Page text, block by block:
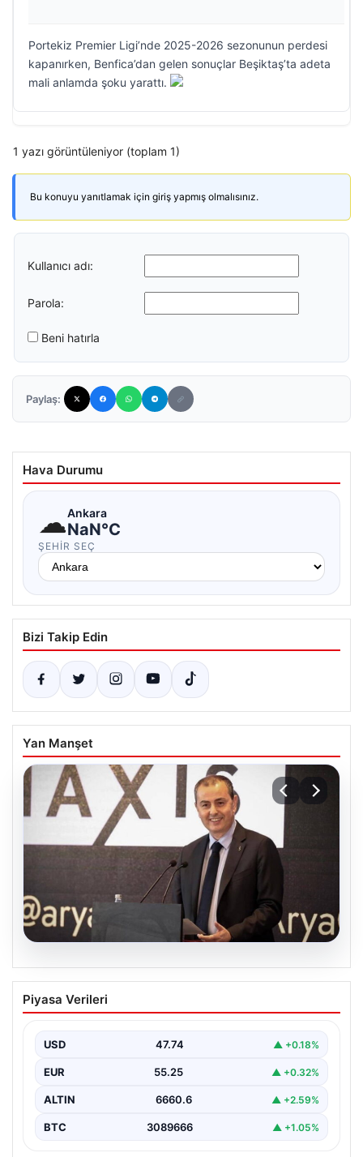
Portekiz Premier Ligi’nde 2025-2026 sezonunun perdesi
kapanırken, Benfica’dan gelen sonuçlar Beşiktaş’ta adeta
mali anlamda şoku yarattı.
1 yazı görüntüleniyor (toplam 1)
Bu konuyu yanıtlamak için giriş yapmış olmalısınız.
Kullanıcı adı:
Parola:
Beni hatırla
Paylaş:
Hava Durumu
☁Ankara
NaN°C
ŞEHIR SEÇ
Bizi Takip Edin
Yan Manşet
07.08.2026
İş Bankası’nda Yönetim Kadrosunda
Önemli Değişiklik: Hakan Aran Görevini
Türkiye'nin köklü finans kuruluşlarından İş Bankası'nda
Genel…
Piyasa Verileri
USD 47.74 ▲ +0.18%
EUR 55.25 ▲ +0.32%
ALTIN 6660.6 ▲ +2.59%
BTC 3089666 ▲ +1.05%